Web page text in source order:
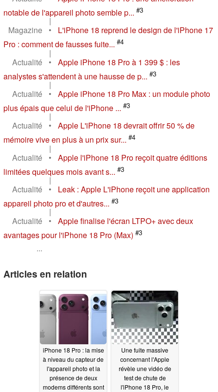
notable de l'appareil photo semble p... #3
|
Magazine
•
L'iPhone 18 reprend le design de l'iPhone 17
Pro : comment de fausses fuite... #4
|
Actualité
•
Apple iPhone 18 Pro à 1 399 $ : les
analystes s'attendent à une hausse de p... #3
|
Actualité
•
Apple iPhone 18 Pro Max : un module photo
plus épais que celui de l'iPhone ... #3
|
Actualité
•
Apple L'iPhone 18 devrait offrir 50 % de
mémoire vive en plus à un prix sur... #4
|
Actualité
•
Apple l'iPhone 18 Pro reçoit quatre éditions
limitées quelques mois avant s... #3
|
Actualité
•
Leak : Apple L'iPhone reçoit une application
appareil photo pro et d'autres... #3
|
Actualité
•
Apple finalise l'écran LTPO+ avec deux
avantages pour l'iPhone 18 Pro (Max) #3
...
Articles en relation
iPhone 18 Pro : la mise
à niveau du capteur de
l'appareil photo et la
présence de deux
modems différents sont
Une fuite massive
concernant l'Apple
révèle une vidéo de
test de chute de
l'iPhone 18 Pro, le